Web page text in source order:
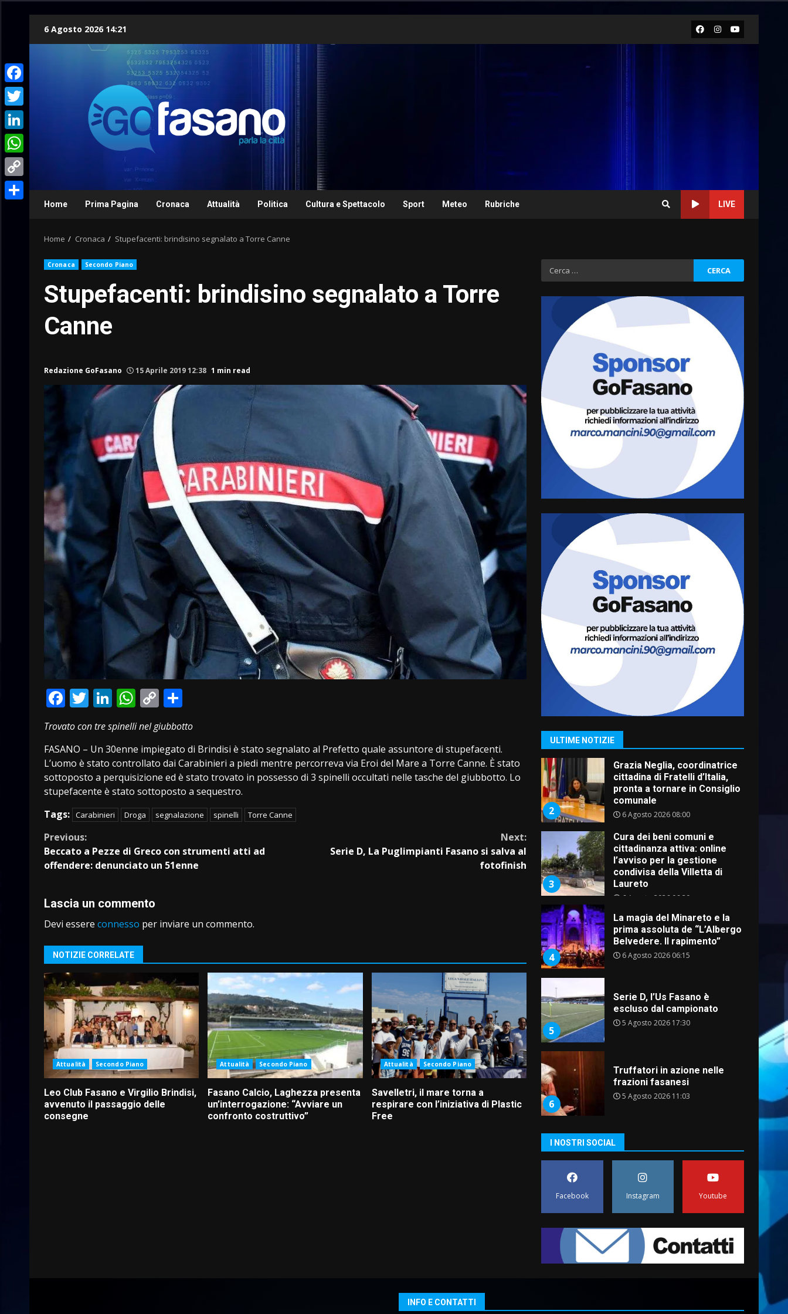
6 Agosto 2026 14:21 Facebook
Instagram
Youtube
Home Prima Pagina Cronaca Attualità Politica Cultura e Spettacolo Sport Meteo Rubriche LIVE
Home Cronaca Stupefacenti: brindisino segnalato a Torre Canne
Cronaca Secondo Piano
Stupefacenti: brindisino segnalato a Torre
Canne
Redazione GoFasano 15 Aprile 2019 12:38 1 min read
Facebook
Twitter
LinkedIn
WhatsApp
Copy
Link
Trovato con tre spinelli nel giubbotto
FASANO – Un 30enne impiegato di Brindisi è stato segnalato al Prefetto quale assuntore di stupefacenti.
L’uomo è stato controllato dai Carabinieri a piedi mentre percorreva via Eroi del Mare a Torre Canne. È stato
sottoposto a perquisizione ed è stato trovato in possesso di 3 spinelli occultati nelle tasche del giubbotto. Lo
stupefacente è stato sottoposto a sequestro.
Tags: Carabinieri Droga segnalazione spinelli Torre Canne
Continue
Reading
Previous:
Beccato a Pezze di Greco con strumenti atti ad
offendere: denunciato un 51enne
Next:
Serie D, La Puglimpianti Fasano si salva al
fotofinish
Lascia un commento
Devi essere connesso per inviare un commento.
NOTIZIE CORRELATE
Attualità Secondo Piano
Leo Club Fasano e Virgilio Brindisi,
avvenuto il passaggio delle
consegne
Attualità Secondo Piano
Fasano Calcio, Laghezza presenta
un’interrogazione: “Avviare un
confronto costruttivo”
Attualità Secondo Piano
Savelletri, il mare torna a
respirare con l’iniziativa di Plastic
Free
Ricerca
per:
ULTIME NOTIZIE
Cura dei beni comuni e
cittadinanza attiva: online
l’avviso per la gestione
condivisa della Villetta di
Laureto
6 Agosto 2026 06:20
4
La magia del Minareto e la
prima assoluta de “L’Albergo
Belvedere. Il rapimento”
5
Serie D, l’Us Fasano è
escluso dal campionato
Truffatori in azione nelle
frazioni fasanesi
5 Agosto 2026 11:03
7
Residenti di Savelletri
scrivono al Prefetto: “Noi
cittadini di serie B”
5 Agosto 2026 06:15
1
Carta d’identità: continua il
piano di aperture
straordinarie del Comune di
2
Grazia Neglia, coordinatrice
cittadina di Fratelli d’Italia,
pronta a tornare in Consiglio
comunale
6 Agosto 2026 08:00
3
Cura dei beni comuni e
cittadinanza attiva: online
l’avviso per la gestione
condivisa della Villetta di
Laureto
6 Agosto 2026 06:20
4
La magia del Minareto e la
prima assoluta de “L’Albergo
Belvedere. Il rapimento”
6 Agosto 2026 06:15
5
Serie D, l’Us Fasano è
escluso dal campionato
5 Agosto 2026 17:30
6
Truffatori in azione nelle
frazioni fasanesi
5 Agosto 2026 11:03
scrivono al Prefetto: “Noi
cittadini di serie B”
5 Agosto 2026 06:15
straordinarie del Comune di
Fasano
6 Agosto 2026 14:16
I NOSTRI SOCIAL
Facebook Instagram Youtube
INFO E CONTATTI
Facebook
Twitter
LinkedIn
WhatsApp
Copy